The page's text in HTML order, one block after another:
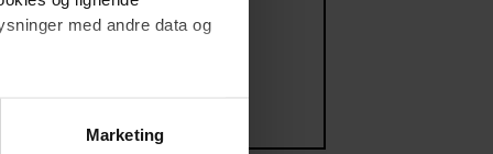
med andre data og
af cookies samt
af personoplysninger
Marketing